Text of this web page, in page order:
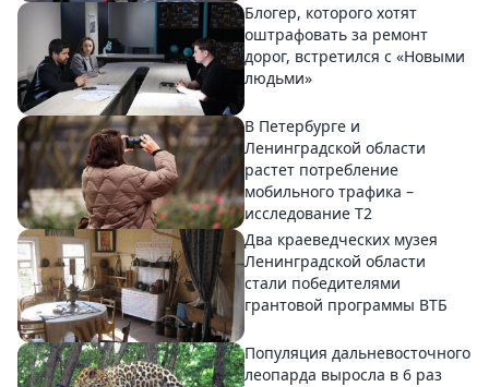
Блогер, которого хотят
оштрафовать за ремонт
дорог, встретился с «Новыми
людьми»
В Петербурге и
Ленинградской области
растет потребление
мобильного трафика –
исследование T2
Два краеведческих музея
Ленинградской области
стали победителями
грантовой программы ВТБ
Популяция дальневосточного
леопарда выросла в 6 раз